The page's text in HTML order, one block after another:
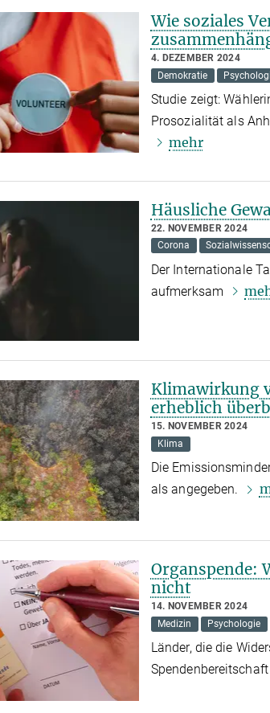
Wie soziales
4. DEZEMBER 2024
Demokratie
Studie zeigt:
Prosozialität als
mehr
Häusliche
22. NOVEMBER 2024
Corona
Der Internationale
aufmerksam
Klimawirkung
erheblich
15. NOVEMBER 2024
Klima
Die
als angegeben.
Organspende:
nicht
14. NOVEMBER 2024
Medizin
Psychologie
Länder, die die